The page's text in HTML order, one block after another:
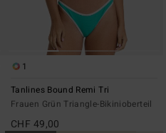
1
Tanlines Bound Remi Tri
Frauen Grün Triangle-Bikinioberteil
CHF 49,00